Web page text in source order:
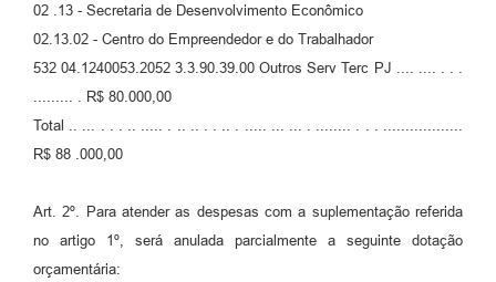
02 .13 - Secretaria de Desenvolvimento Econômico
02.13.02 - Centro do Empreendedor e do Trabalhador
532 04.1240053.2052 3.3.90.39.00 Outros Serv Terc PJ .... .... . . .
......... . R$ 80.000,00
Total .. ... . . . .. ..... . .. .. . . .. . ..... ... ... . ........ . . . ..................
R$ 88 .000,00
Art. 2º. Para atender as despesas com a suplementação referida
no artigo 1º, será anulada parcialmente a seguinte dotação
orçamentária: